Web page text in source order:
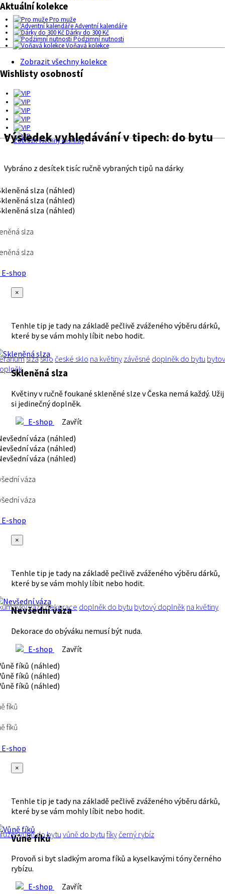
Aktuální kolekce
Pro muže
Adventní kalendáře
Dárky do 300 Kč
Podzimní nutnosti
Voňavá kolekce
Zobrazit všechny kolekce
Wishlisty osobností
Zobrazit všechny wishlisty
Výsledek vyhledávání v tipech:do bytu
Vybráno z desítek tisíc ručně vybraných tipů na dárky
slza
slza
shop
×
Tenhle tip je tady na základě pečlivě zváženého výběru dárků,
které by se vám mohly líbit nebo hodit.
slzasklo české sklo na květiny závěsné doplněk do bytu
Skleněná slza
Květiny v ručně foukané skleněné slze v Česka nemá každý. Užij
si jedinečný doplněk.
E-shop
Zavřít
váza
váza
shop
×
Tenhle tip je tady na základě pečlivě zváženého výběru dárků,
které by se vám mohly líbit nebo hodit.
vázadekorace doplněk do bytu bytový doplněk na květiny
Nevšední váza
Dekorace do obýváku nemusí být nuda.
E-shop
Zavřít
fíků
fíků
shop
×
Tenhle tip je tady na základě pečlivě zváženého výběru dárků,
které by se vám mohly líbit nebo hodit.
vůnědo bytu vůně do bytu fíkyčerný rybíz
Vůně fíků
Provoň si byt sladkým aroma fíků a kyselkavými tóny černého
rybízu.
E-shop
Zavřít